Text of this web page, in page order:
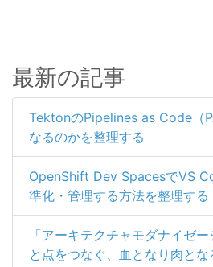
最新の記事
TektonのPipelines as Code（
なるのかを整理する
OpenShift Dev SpacesでVS
準化・管理する方法を整理する
「アーキテクチャモダナイゼ
と点をつなぐ、血となり肉と